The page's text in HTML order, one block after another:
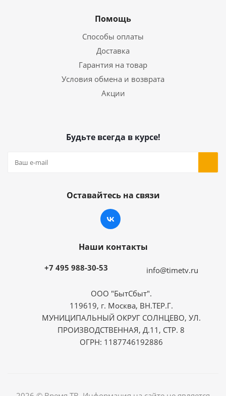
Помощь
Способы оплаты
Доставка
Гарантия на товар
Условия обмена и возврата
Акции
Будьте всегда в курсе!
Оставайтесь на связи
Наши контакты
+7 495 988-30-53 info@timetv.ru
ООО "БытСбыт".
119619, г. Москва, ВН.ТЕР.Г.
МУНИЦИПАЛЬНЫЙ ОКРУГ СОЛНЦЕВО, УЛ.
ПРОИЗВОДСТВЕННАЯ, Д.11, СТР. 8
ОГРН: 1187746192886